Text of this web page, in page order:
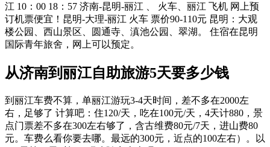
江 10：00 18：57 济南-昆明-丽江 、 火车、丽江 飞机 网上预
订机票便宜！昆明-大理-丽江 火车 票价90-110元 昆明：大观
楼公园、西山景区、圆通寺、滇池公园、翠湖。 住宿在昆明
国际青年旅舍，网上可以预定。
从济南到丽江自助旅游5天要多少钱
到丽江车费不算，单丽江游玩3-4天时间，差不多在2000左
右，足够了 计算吧：住120/天，吃在100元/天，4天计880，景
点门票差不多在300左右够了，含古维费80元/7天，进山费80
元。车费么看你要去哪。最远的300元，近点的100左右）。以